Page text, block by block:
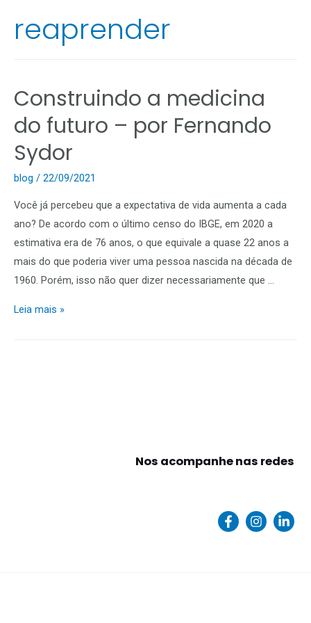
reaprender
Construindo a medicina
do futuro – por Fernando
Sydor
blog / 22/09/2021
Você já percebeu que a expectativa de vida aumenta a cada
ano? De acordo com o último censo do IBGE, em 2020 a
estimativa era de 76 anos, o que equivale a quase 22 anos a
mais do que poderia viver uma pessoa nascida na década de
1960. Porém, isso não quer dizer necessariamente que …
Leia mais »
Nos acompanhe nas redes